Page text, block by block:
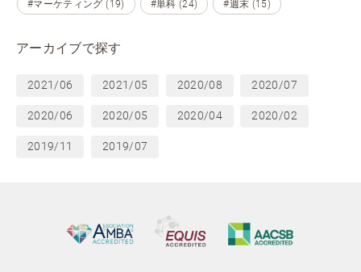
#マーケティング (19) #単科 (24) #週末 (15)
アーカイブで探す
2021/06 2021/05 2020/08 2020/07
2020/06 2020/05 2020/04 2020/02
2019/11 2019/07